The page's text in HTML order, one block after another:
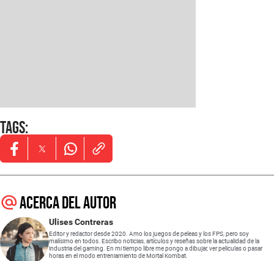
Tags:
Opens in new window
Opens in new window
Opens in new window
Acerca del autor
Ulises Contreras
Editor y redactor desde 2020. Amo los juegos de peleas y los FPS, pero soy
malísimo en todos. Escribo noticias, artículos y reseñas sobre la actualidad de la
industria del gaming. En mi tiempo libre me pongo a dibujar, ver películas o pasar
horas en el modo entreniamiento de Mortal Kombat.